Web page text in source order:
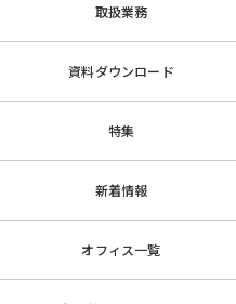
取扱業務
資料ダウンロード
特集
新着情報
オフィス一覧